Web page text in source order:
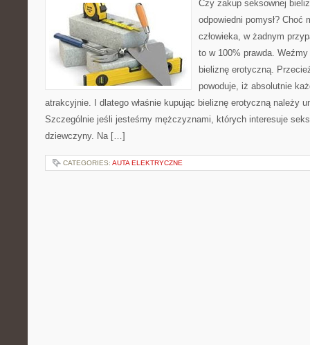
Czy zakup seksownej
odpowiedni pomysł?
człowieka, w żadnym
to w 100% prawda.
bieliznę erotyczną.
powoduje, iż absolutnie
atrakcyjnie. I dlatego właśnie kupując bieliznę erotyczną należy
Szczególnie jeśli jesteśmy mężczyznami, których interesuje
dziewczyny. Na […]
CATEGORIES: AUTA ELEKTRYCZNE